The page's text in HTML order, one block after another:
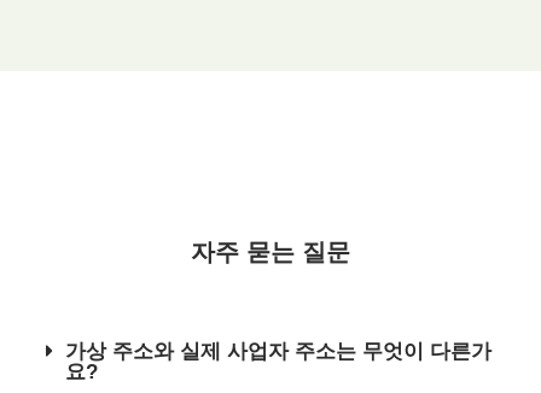
자주 묻는 질문
가상 주소와 실제 사업자 주소는 무엇이 다른가
요?